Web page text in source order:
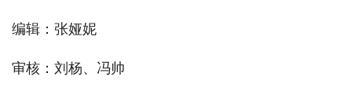
编辑：张娅妮
审核：刘杨、冯帅